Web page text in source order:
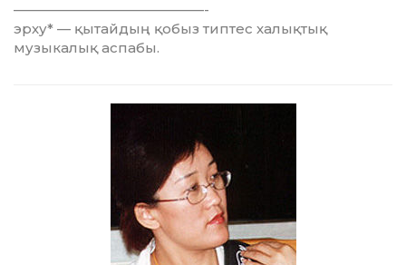
——————————————-
эрху* — қытайдың қобыз типтес халықтық
музыкалық аспабы.